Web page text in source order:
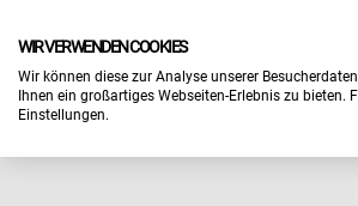
WIR VERWENDEN COOKIES
Wir können diese zur Analyse unserer
Ihnen ein großartiges Webseiten-Erlebnis zu
Einstellungen.